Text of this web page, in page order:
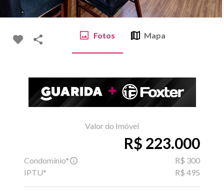
Fotos Mapa
Valor do Imóvel
R$ 223.000
Condomínio*
R$ 300
IPTU*
R$ 495